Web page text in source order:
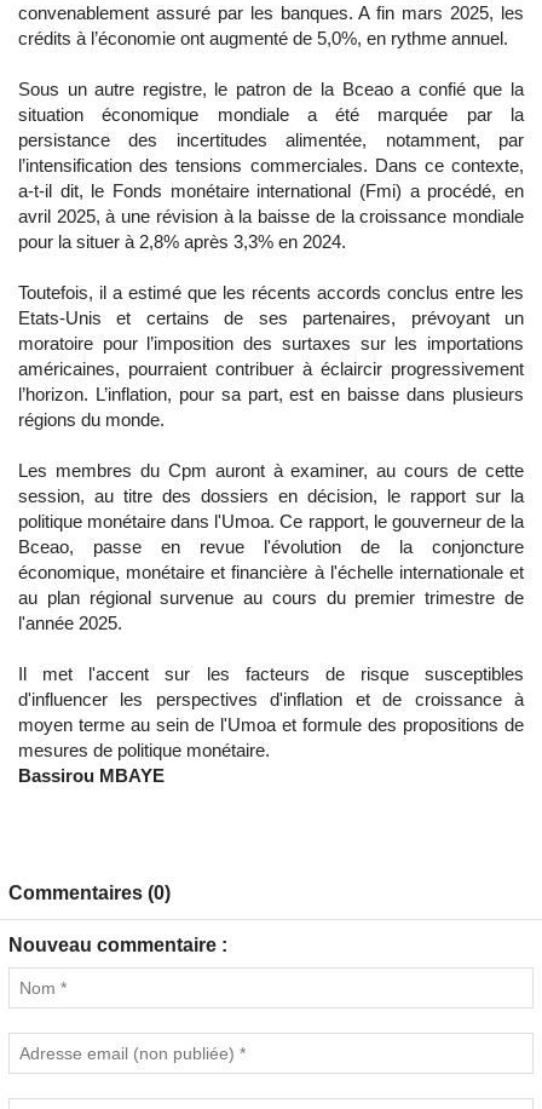
convenablement assuré par les banques. A fin mars 2025, les
crédits à l’économie ont augmenté de 5,0%, en rythme annuel.
Sous un autre registre, le patron de la Bceao a confié que la
situation économique mondiale a été marquée par la
persistance des incertitudes alimentée, notamment, par
l’intensification des tensions commerciales. Dans ce contexte,
a-t-il dit, le Fonds monétaire international (Fmi) a procédé, en
avril 2025, à une révision à la baisse de la croissance mondiale
pour la situer à 2,8% après 3,3% en 2024.
Toutefois, il a estimé que les récents accords conclus entre les
Etats-Unis et certains de ses partenaires, prévoyant un
moratoire pour l’imposition des surtaxes sur les importations
américaines, pourraient contribuer à éclaircir progressivement
l’horizon. L’inflation, pour sa part, est en baisse dans plusieurs
régions du monde.
Les membres du Cpm auront à examiner, au cours de cette
session, au titre des dossiers en décision, le rapport sur la
politique monétaire dans l'Umoa. Ce rapport, le gouverneur de la
Bceao, passe en revue l'évolution de la conjoncture
économique, monétaire et financière à l'échelle internationale et
au plan régional survenue au cours du premier trimestre de
l'année 2025.
Il met l'accent sur les facteurs de risque susceptibles
d'influencer les perspectives d'inflation et de croissance à
moyen terme au sein de l'Umoa et formule des propositions de
mesures de politique monétaire.
Bassirou MBAYE
Commentaires (0)
Nouveau commentaire :